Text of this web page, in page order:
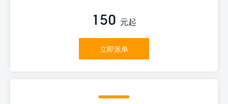
150 元起
立即派单